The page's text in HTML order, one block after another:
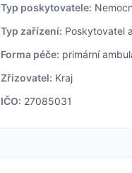
Typ poskytovatele:
Typ zařízení: Poskytovatel
Forma péče: primární
Zřizovatel: Kraj
IČO: 27085031